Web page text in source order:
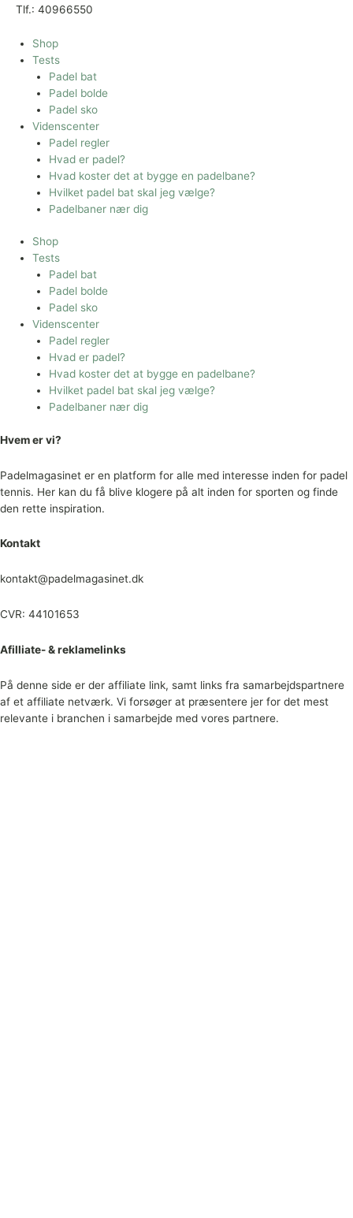
Tlf.: 40966550
Shop
Tests
Padel bat
Padel bolde
Padel sko
Videnscenter
Padel regler
Hvad er padel?
Hvad koster det at bygge en padelbane?
Hvilket padel bat skal jeg vælge?
Padelbaner nær dig
Shop
Tests
Padel bat
Padel bolde
Padel sko
Videnscenter
Padel regler
Hvad er padel?
Hvad koster det at bygge en padelbane?
Hvilket padel bat skal jeg vælge?
Padelbaner nær dig
Hvem er vi?
Padelmagasinet er en platform for alle med interesse inden for padel
tennis. Her kan du få blive klogere på alt inden for sporten og finde
den rette inspiration.
Kontakt
kontakt@padelmagasinet.dk
CVR: 44101653
Afilliate- & reklamelinks
På denne side er der affiliate link, samt links fra samarbejdspartnere
af et affiliate netværk. Vi forsøger at præsentere jer for det mest
relevante i branchen i samarbejde med vores partnere.